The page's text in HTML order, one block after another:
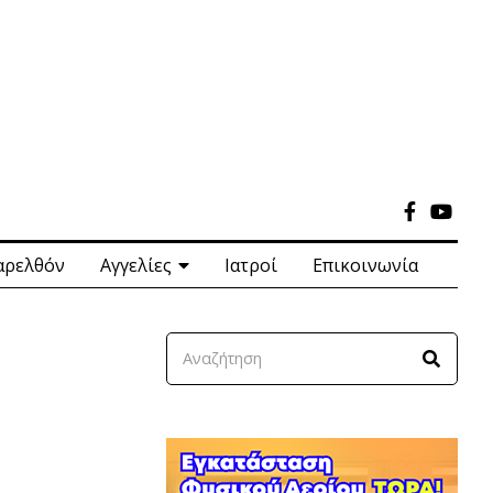
Αγγελίες Ιατροί Επικοινωνία